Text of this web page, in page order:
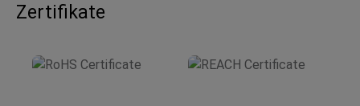
Zertifikate